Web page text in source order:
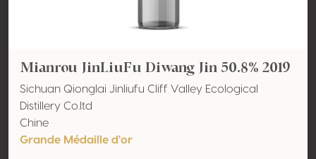
Mianrou JinLiuFu Diwang Jin 50.8% 2019
Sichuan Qionglai Jinliufu Cliff Valley Ecological
Distillery Co.ltd
Chine
Grande Médaille d'or